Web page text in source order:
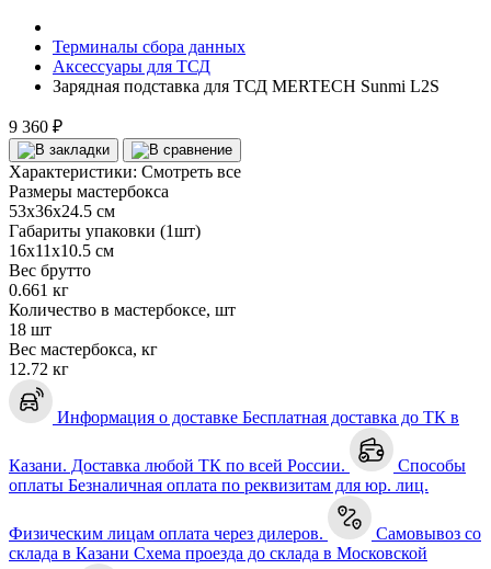
Терминалы сбора данных
Аксессуары для ТСД
Зарядная подставка для ТСД MERTECH Sunmi L2S
9 360 ₽
Характеристики: Смотреть все
Размеры мастербокса
53х36х24.5 см
Габариты упаковки (1шт)
16х11х10.5 см
Вес брутто
0.661 кг
Количество в мастербоксе, шт
18 шт
Вес мастербокса, кг
12.72 кг
Информация о доставке Бесплатная доставка до ТК в
Казани. Доставка любой ТК по всей России.
Способы
оплаты Безналичная оплата по реквизитам для юр. лиц.
Физическим лицам оплата через дилеров.
Самовывоз со
склада в Казани Схема проезда до склада в Московской